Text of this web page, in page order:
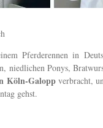
Pferderennen in
niedlichen Ponys,
Köln-Galoppverbracht,
gehst.